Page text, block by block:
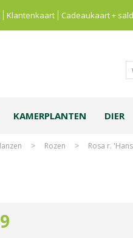
> Rozen > Rosa r.
Klantenkaart Cadeaukaart +
KAMERPLANTEN DIER